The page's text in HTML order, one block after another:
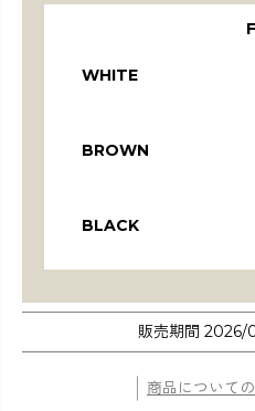
F
WHITE
BROWN
BLACK
販売期間 2026/
商品について